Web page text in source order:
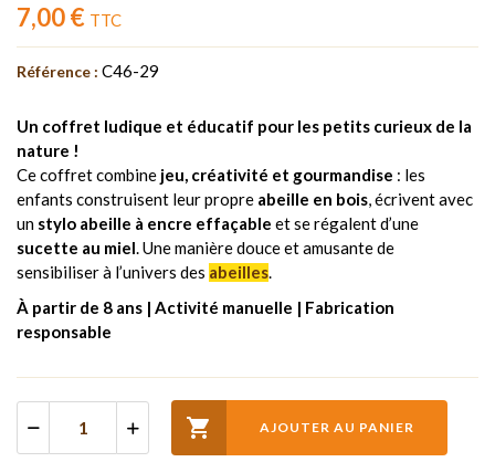
7,00 € TTC
Référence : C46-29
Un coffret ludique et éducatif pour les petits curieux de la
nature !
Ce coffret combine jeu, créativité et gourmandise : les
enfants construisent leur propre abeille en bois, écrivent avec
un stylo abeille à encre effaçable et se régalent d’une
sucette au miel. Une manière douce et amusante de
sensibiliser à l’univers des abeilles.
À partir de 8 ans | Activité manuelle | Fabrication
responsable
 AJOUTER AU PANIER